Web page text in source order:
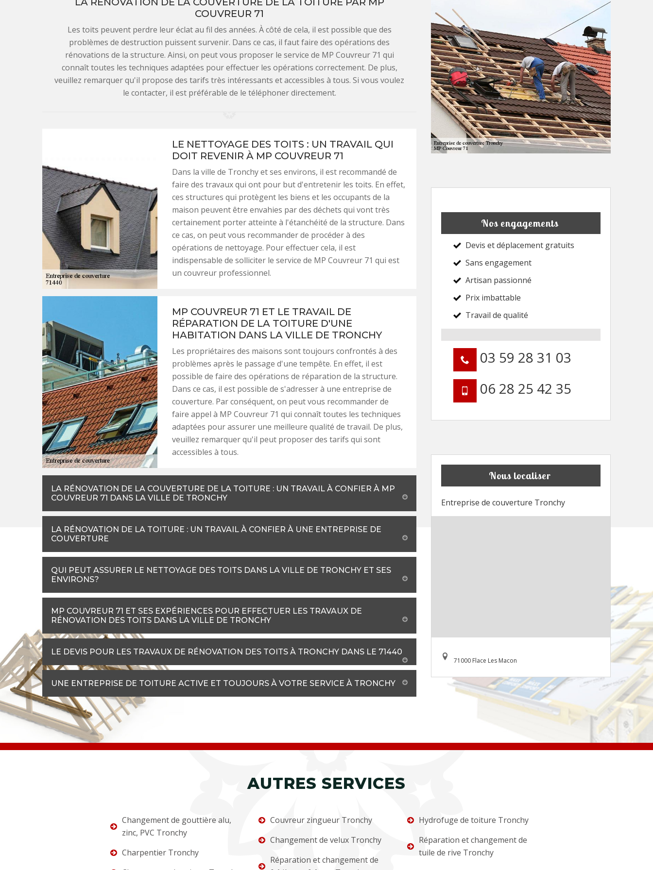
COUVREUR 71
Les toits peuvent perdre leur éclat au fil des années. À côté de cela, il est possible que des
problèmes de destruction puissent survenir. Dans ce cas, il faut faire des opérations des
rénovations de la structure. Ainsi, on peut vous proposer le service de MP Couvreur 71 qui
connaît toutes les techniques adaptées pour effectuer les opérations correctement. De plus,
veuillez remarquer qu'il propose des tarifs très intéressants et accessibles à tous. Si vous voulez
le contacter, il est préférable de le téléphoner directement.
LE NETTOYAGE DES TOITS : UN TRAVAIL QUI
DOIT REVENIR À MP COUVREUR 71
Dans la ville de Tronchy et ses environs, il est recommandé de
faire des travaux qui ont pour but d'entretenir les toits. En effet,
ces structures qui protègent les biens et les occupants de la
maison peuvent être envahies par des déchets qui vont très
certainement porter atteinte à l'étanchéité de la structure. Dans
ce cas, on peut vous recommander de procéder à des
opérations de nettoyage. Pour effectuer cela, il est
indispensable de solliciter le service de MP Couvreur 71 qui est
un couvreur professionnel.
MP COUVREUR 71 ET LE TRAVAIL DE
RÉPARATION DE LA TOITURE D'UNE
HABITATION DANS LA VILLE DE TRONCHY
Les propriétaires des maisons sont toujours confrontés à des
problèmes après le passage d'une tempête. En effet, il est
possible de faire des opérations de réparation de la structure.
Dans ce cas, il est possible de s'adresser à une entreprise de
couverture. Par conséquent, on peut vous recommander de
faire appel à MP Couvreur 71 qui connaît toutes les techniques
adaptées pour assurer une meilleure qualité de travail. De plus,
veuillez remarquer qu'il peut proposer des tarifs qui sont
accessibles à tous.
LA RÉNOVATION DE LA COUVERTURE DE LA TOITURE : UN TRAVAIL À CONFIER À MP
COUVREUR 71 DANS LA VILLE DE TRONCHY
LA RÉNOVATION DE LA TOITURE : UN TRAVAIL À CONFIER À UNE ENTREPRISE DE
COUVERTURE
QUI PEUT ASSURER LE NETTOYAGE DES TOITS DANS LA VILLE DE TRONCHY ET SES
ENVIRONS?
MP COUVREUR 71 ET SES EXPÉRIENCES POUR EFFECTUER LES TRAVAUX DE
RÉNOVATION DES TOITS DANS LA VILLE DE TRONCHY
LE DEVIS POUR LES TRAVAUX DE RÉNOVATION DES TOITS À TRONCHY DANS LE 71440
UNE ENTREPRISE DE TOITURE ACTIVE ET TOUJOURS À VOTRE SERVICE À TRONCHY
Nos engagements
Devis et déplacement gratuits
Sans engagement
Artisan passionné
Prix imbattable
Travail de qualité
03 59 28 31 03
06 28 25 42 35
Nous localiser
Entreprise de couverture Tronchy
71000 Flace Les Macon
AUTRES SERVICES
Changement de gouttière alu,
zinc, PVC Tronchy
Charpentier Tronchy
Couvreur zingueur Tronchy
Changement de velux Tronchy
Réparation et changement de
Hydrofuge de toiture Tronchy
Réparation et changement de
tuile de rive Tronchy